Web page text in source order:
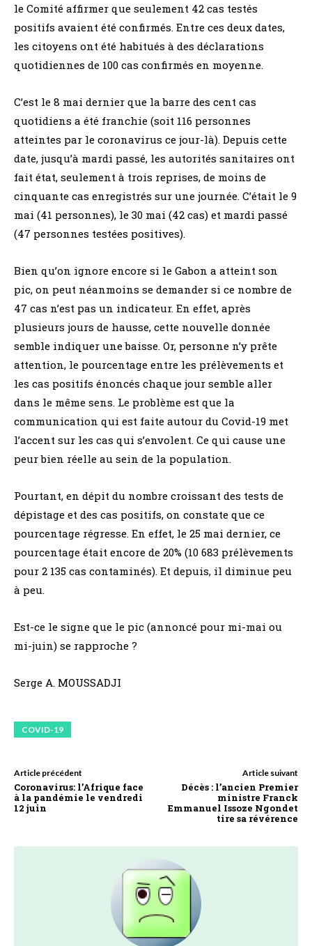
le Comité affirmer que seulement 42 cas testés
positifs avaient été confirmés. Entre ces deux dates,
les citoyens ont été habitués à des déclarations
quotidiennes de 100 cas confirmés en moyenne.
C’est le 8 mai dernier que la barre des cent cas
quotidiens a été franchie (soit 116 personnes
atteintes par le coronavirus ce jour-là). Depuis cette
date, jusqu’à mardi passé, les autorités sanitaires ont
fait état, seulement à trois reprises, de moins de
cinquante cas enregistrés sur une journée. C’était le 9
mai (41 personnes), le 30 mai (42 cas) et mardi passé
(47 personnes testées positives).
Bien qu’on ignore encore si le Gabon a atteint son
pic, on peut néanmoins se demander si ce nombre de
47 cas n’est pas un indicateur. En effet, après
plusieurs jours de hausse, cette nouvelle donnée
semble indiquer une baisse. Or, personne n’y prête
attention, le pourcentage entre les prélèvements et
les cas positifs énoncés chaque jour semble aller
dans le même sens. Le problème est que la
communication qui est faite autour du Covid-19 met
l’accent sur les cas qui s’envolent. Ce qui cause une
peur bien réelle au sein de la population.
Pourtant, en dépit du nombre croissant des tests de
dépistage et des cas positifs, on constate que ce
pourcentage régresse. En effet, le 25 mai dernier, ce
pourcentage était encore de 20% (10 683 prélèvements
pour 2 135 cas contaminés). Et depuis, il diminue peu
à peu.
Est-ce le signe que le pic (annoncé pour mi-mai ou
mi-juin) se rapproche ?
Serge A. MOUSSADJI
COVID-19
Article précédent
Coronavirus: l’Afrique face
à la pandémie le vendredi
12 juin
Article suivant
Décès : l’ancien Premier
ministre Franck
Emmanuel Issoze Ngondet
tire sa révérence